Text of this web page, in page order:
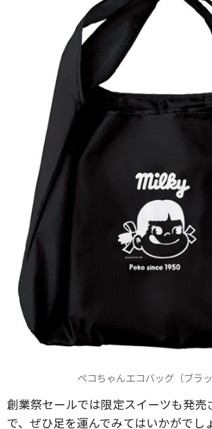
ペコちゃんエコバッグ（ブラッ
創業祭セールでは限定スイーツも発売
で、ぜひ足を運んでみてはいかがでし